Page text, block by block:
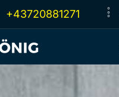
+43720881271